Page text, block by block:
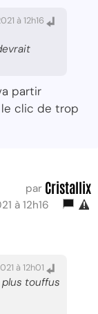
à 12h16
partir
clic de trop
par Cristallix
à 12h16
à 12h01
touffus